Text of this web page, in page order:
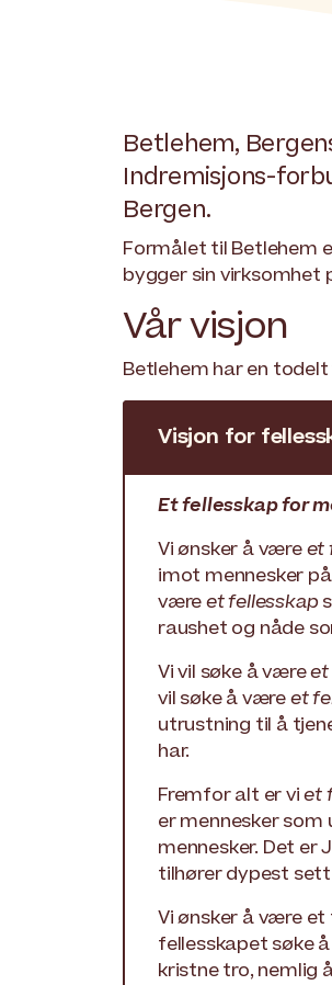
Betlehem,
Indremisjons-
Bergen.
Formålet til Betlehem
bygger sin virksomhet
Vår visjon
Betlehem har en
Visjon for
Et fellesskap for
Vi ønsker å væreet
imot mennesker
væreet fellesskap
raushet og nåde
Vi vil søke å væreet
vil søke å væreet
utrustning til å
har.
Fremfor alt er viet
er mennesker som
mennesker. Det er
tilhører dypest
Vi ønsker å være et
fellesskapet søke
kristne tro, nemlig